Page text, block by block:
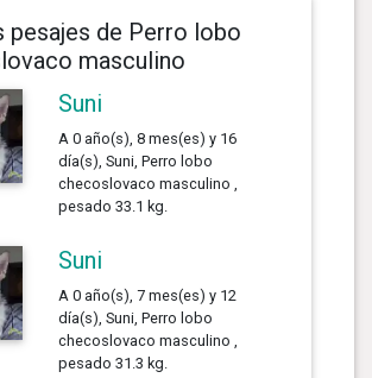
pesajes de Perro lobo
masculino
Suni
A 0 año(s), 8 mes(es) y 16
día(s), Suni, Perro lobo
checoslovaco masculino ,
pesado 33.1 kg.
Suni
A 0 año(s), 7 mes(es) y 12
día(s), Suni, Perro lobo
checoslovaco masculino ,
pesado 31.3 kg.